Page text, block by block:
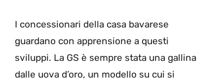
I concessionari della casa bavarese
guardano con apprensione a questi
sviluppi. La GS è sempre stata una gallina
dalle uova d’oro, un modello su cui si